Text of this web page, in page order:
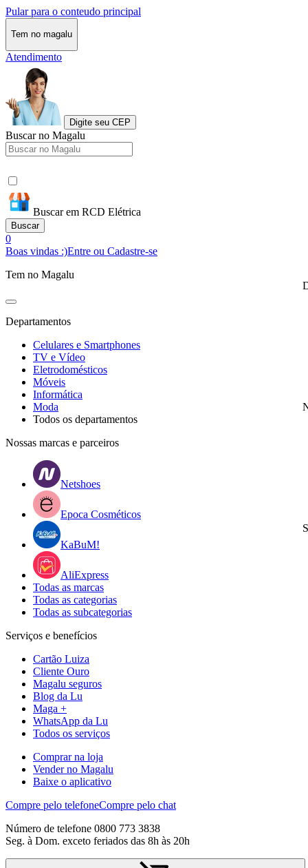
Pular para o conteudo principal
Tem no magalu
Atendimento
Digite seu CEP
Buscar no Magalu
Buscar em RCD Elétrica
Buscar
0
Boas vindas :)Entre ou Cadastre-se
Tem no Magalu
Departamentos
Celulares e Smartphones
TV e Vídeo
Eletrodomésticos
Móveis
Informática
Moda
Todos os departamentos
Nossas marcas e parceiros
Netshoes
Epoca Cosméticos
KaBuM!
AliExpress
Todas as marcas
Todas as categorias
Todas as subcategorias
Serviços e benefícios
Cartão Luiza
Cliente Ouro
Magalu seguros
Blog da Lu
Maga +
WhatsApp da Lu
Todos os serviços
Comprar na loja
Vender no Magalu
Baixe o aplicativo
Compre pelo telefoneCompre pelo chat
Número de telefone 0800 773 3838
Seg. à Dom. exceto feriados das 8h às 20h